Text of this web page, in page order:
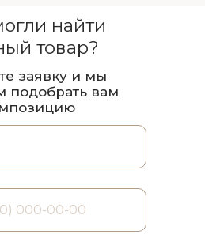
найти
товар?
заявку и мы
подобрать вам